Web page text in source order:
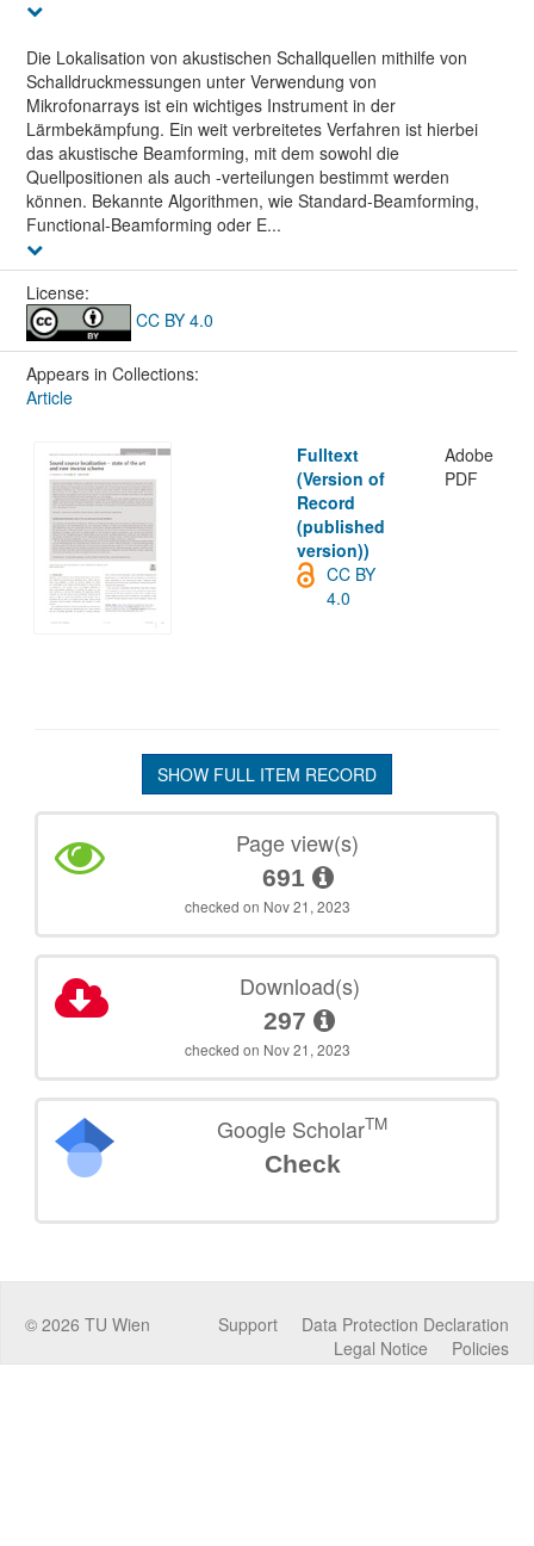
Die Lokalisation von akustischen Schallquellen mithilfe von
Schalldruckmessungen unter Verwendung von
Mikrofonarrays ist ein wichtiges Instrument in der
Lärmbekämpfung. Ein weit verbreitetes Verfahren ist hierbei
das akustische Beamforming, mit dem sowohl die
Quellpositionen als auch -verteilungen bestimmt werden
können. Bekannte Algorithmen, wie Standard-Beamforming,
Functional-Beamforming oder E...
License:
CC BY 4.0
Appears in Collections:
Article
Fulltext
(Version of
Record
(published
version))
Adobe
PDF
CC BY
4.0
SHOW FULL ITEM RECORD
Page view(s)
691
checked on Nov 21, 2023
Download(s)
297
checked on Nov 21, 2023
Google ScholarTM
Check
© 2026 TU Wien Data Protection Declaration
Support
Policies
Legal Notice